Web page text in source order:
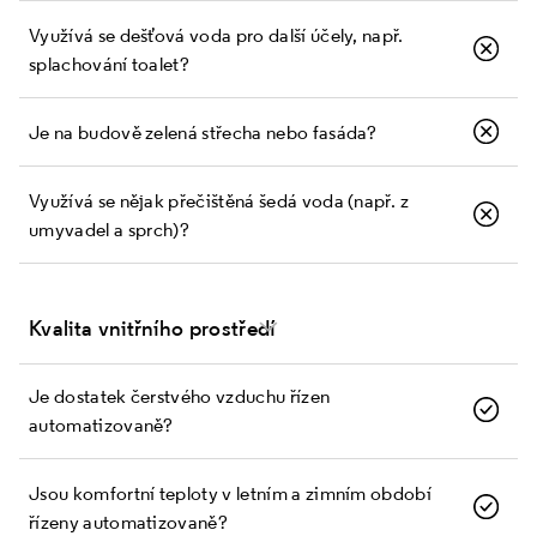
Využívá se dešťová voda pro další účely, např.
splachování toalet?
Je na budově zelená střecha nebo fasáda?
Využívá se nějak přečištěná šedá voda (např. z
umyvadel a sprch)?
Kvalita vnitřního prostředí
Je dostatek čerstvého vzduchu řízen
automatizovaně?
Jsou komfortní teploty v letním a zimním období
řízeny automatizovaně?